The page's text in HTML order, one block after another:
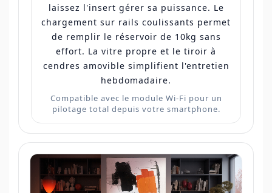
laissez l'insert gérer sa puissance. Le
chargement sur rails coulissants permet
de remplir le réservoir de 10kg sans
effort. La vitre propre et le tiroir à
cendres amovible simplifient l'entretien
hebdomadaire.
Compatible avec le module Wi-Fi pour un
pilotage total depuis votre smartphone.